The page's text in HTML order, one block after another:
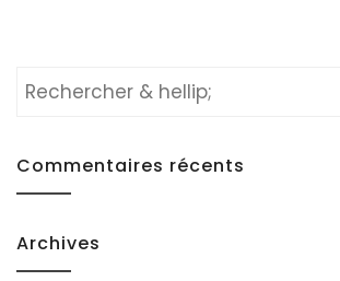
Rechercher:
Commentaires récents
Archives